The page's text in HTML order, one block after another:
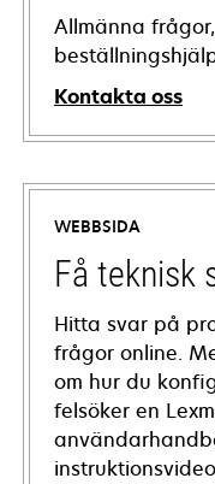
Allmänna
Kontakta oss
WEBBSIDA
Få teknisk
Hitta svar på
frågor online.
om hur du
felsöker en